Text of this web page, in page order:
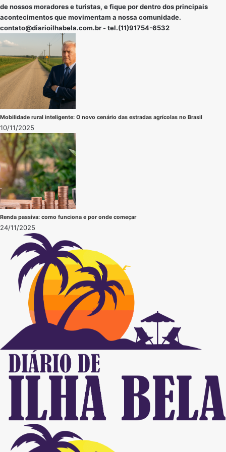
de nossos moradores e turistas, e fique por dentro dos principais
acontecimentos que movimentam a nossa comunidade.
contato@diarioilhabela.com.br - tel.(11)91754-6532
Mobilidade rural inteligente: O novo cenário das estradas agrícolas no Brasil
10/11/2025
Renda passiva: como funciona e por onde começar
24/11/2025